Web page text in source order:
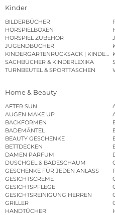
Kinder
BILDERBÜCHER
HÖRSPIELBOXEN
HÖRSPIEL ZUBEHÖR
JUGENDBÜCHER
KINDERGARTENRUCKSACK |
SACHBÜCHER & KINDERLEXIKA
TURNBEUTEL & SPORTTASCHEN
Home & Beauty
AFTER SUN
AUGEN MAKE UP
BACKFORMEN
BADEMÄNTEL
BEAUTY GESCHENKE
BETTDECKEN
DAMEN PARFUM
DUSCHGEL & BADESCHAUM
GESCHENKE FÜR JEDEN ANLASS
GESICHTSCREME
GESICHTSPFLEGE
GESICHTSREINIGUNG HERREN
GRILLER
HANDTÜCHER